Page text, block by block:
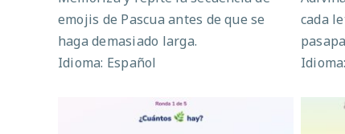
emojis de Pascua antes de que se
haga demasiado larga.
Idioma: Español
cada